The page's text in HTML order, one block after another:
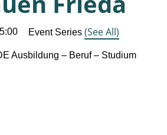
Event Series (See All)